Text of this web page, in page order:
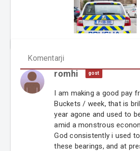
Komentarji
romhi gost
I am making a good pay
Buckets / week, that is
year agone and used to
amid a monstrous
God consistently i used
these bearings, and at